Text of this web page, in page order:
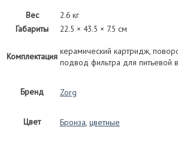
Вес
2.6 кг
Габариты
22.5 × 43.5 × 7.5 см
Комплектация
керамический картридж,
подвод фильтра для питьевой
Бренд Zorg
Цвет Бронза, цветные